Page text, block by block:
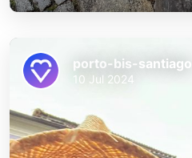
porto-bis-santiago
10 Jul 2024